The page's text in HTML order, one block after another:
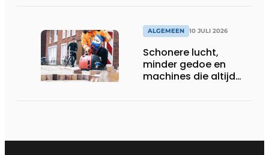
ALGEMEEN 10 JULI 2026
Schonere lucht,
minder gedoe en
machines die altijd